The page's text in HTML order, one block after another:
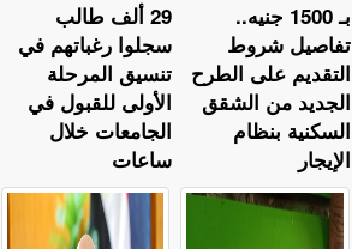
29 ألف طالب
سجلوا رغباتهم في
تنسيق المرحلة
الأولى للقبول في
الجامعات خلال
ساعات
بـ 1500 جنيه..
تفاصيل شروط
التقديم على الطرح
الجديد من الشقق
السكنية بنظام
الإيجار